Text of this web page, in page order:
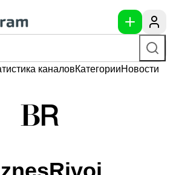
каналовКатегорииНовости